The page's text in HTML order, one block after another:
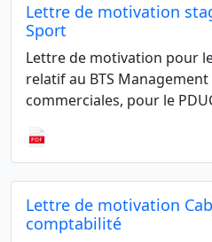
Lettre de motivation
Sport
Lettre de motivation pour
relatif au BTS
commerciales, pour le
Lettre de motivation
comptabilité